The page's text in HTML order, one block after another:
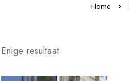
Home
Enige resultaat